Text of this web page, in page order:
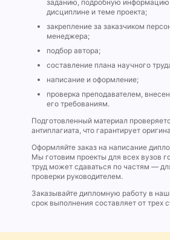
заданию, подробную информацию
дисциплине и теме проекта;
закрепление за заказчиком
менеджера;
подбор автора;
составление плана научного
написание и оформление;
проверка преподавателем,
его требованиям.
Подготовленный материал
антиплагиата, что гарантирует
Оформляйте заказ на написание
Мы готовим проекты для всех вузов
труд может сдаваться по частям —
проверки руководителем.
Заказывайте дипломную работу в
срок выполнения составляет от трех